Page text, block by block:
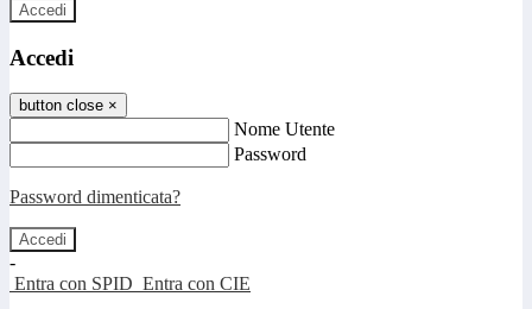
Accedi
Accedi
button close ×
Nome Utente
Password
Password dimenticata?
-
Entra con SPID Entra con CIE